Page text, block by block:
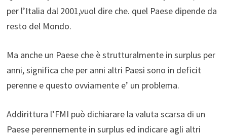
per l’Italia dal 2001,vuol dire che. quel Paese dipende da
resto del Mondo.
Ma anche un Paese che è strutturalmente in surplus per
anni, significa che per anni altri Paesi sono in deficit
perenne e questo ovviamente e’ un problema.
Addirittura l’FMI può dichiarare la valuta scarsa di un
Paese perennemente in surplus ed indicare agli altri